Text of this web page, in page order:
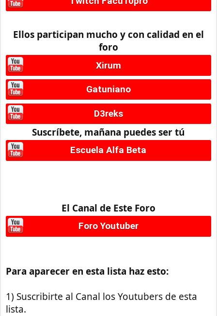
Ellos participan mucho y con calidad en el
foro
Xirum
Gatuniano
D3reks
Suscríbete, mañana puedes ser tú
Escuela Alfa Beta
El Canal de Este Foro
Foro Youtuber
Para aparecer en esta lista haz esto:
1) Suscribirte al Canal los Youtubers de esta
lista.